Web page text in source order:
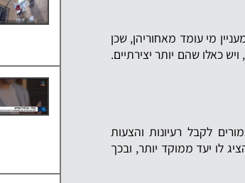
מי עומד מאחוריהן, שכן
כאלו שהם יותר יצירתיים.
לקבל רעיונות והצעות
לו יעד ממוקד יותר, ובכך